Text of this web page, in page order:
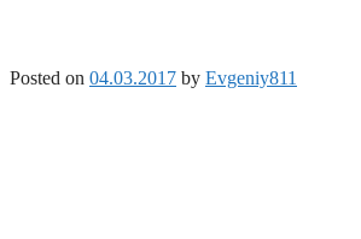
Posted on 04.03.2017 by Evgeniy811